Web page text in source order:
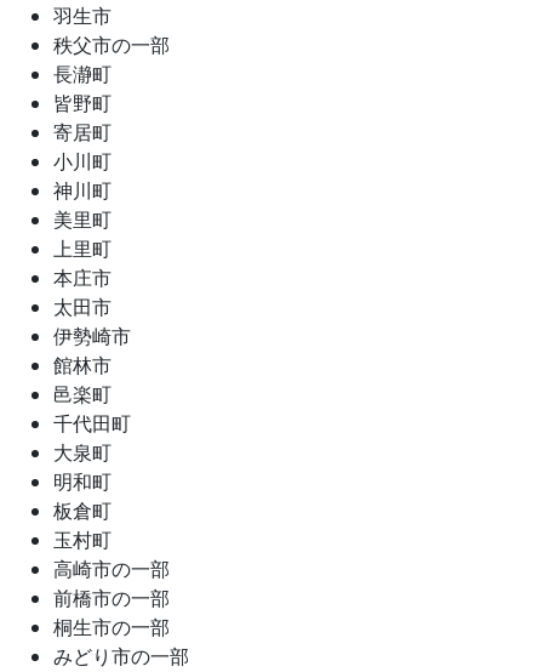
羽生市
秩父市の一部
長瀞町
皆野町
寄居町
小川町
神川町
美里町
上里町
本庄市
太田市
伊勢崎市
館林市
邑楽町
千代田町
大泉町
明和町
板倉町
玉村町
高崎市の一部
前橋市の一部
桐生市の一部
みどり市の一部